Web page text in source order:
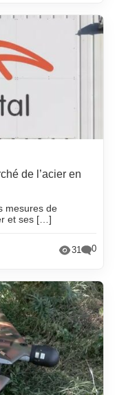
de l’acier en
mesures de
et ses […]
31 0